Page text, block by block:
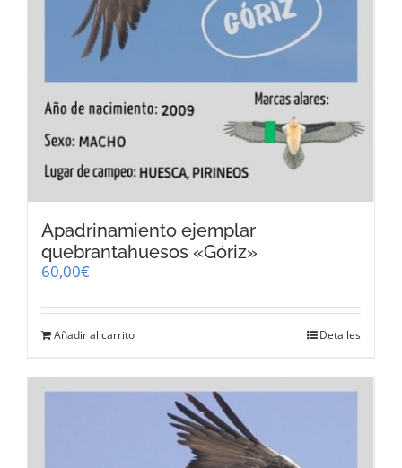
Apadrinamiento ejemplar
quebrantahuesos «Góriz»
60,00€
Añadir al carrito Detalles